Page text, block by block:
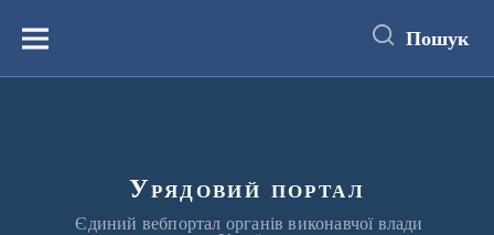
вмістуМеню Пошук
Урядовий портал
Єдиний вебпортал органів виконавчої влади